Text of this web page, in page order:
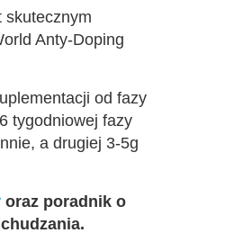
skutecznym
Anty-Doping
od fazy
tygodniowej fazy
a drugiej 3-5g
oraz poradnik o